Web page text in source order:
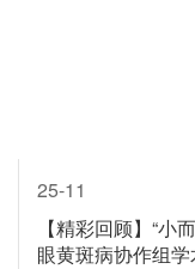
25-11
【精彩回顾】“小
眼黄斑病协作组学